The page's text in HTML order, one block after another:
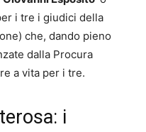
i tre i giudici della
che, dando pieno
dalla Procura
a vita per i tre.
i